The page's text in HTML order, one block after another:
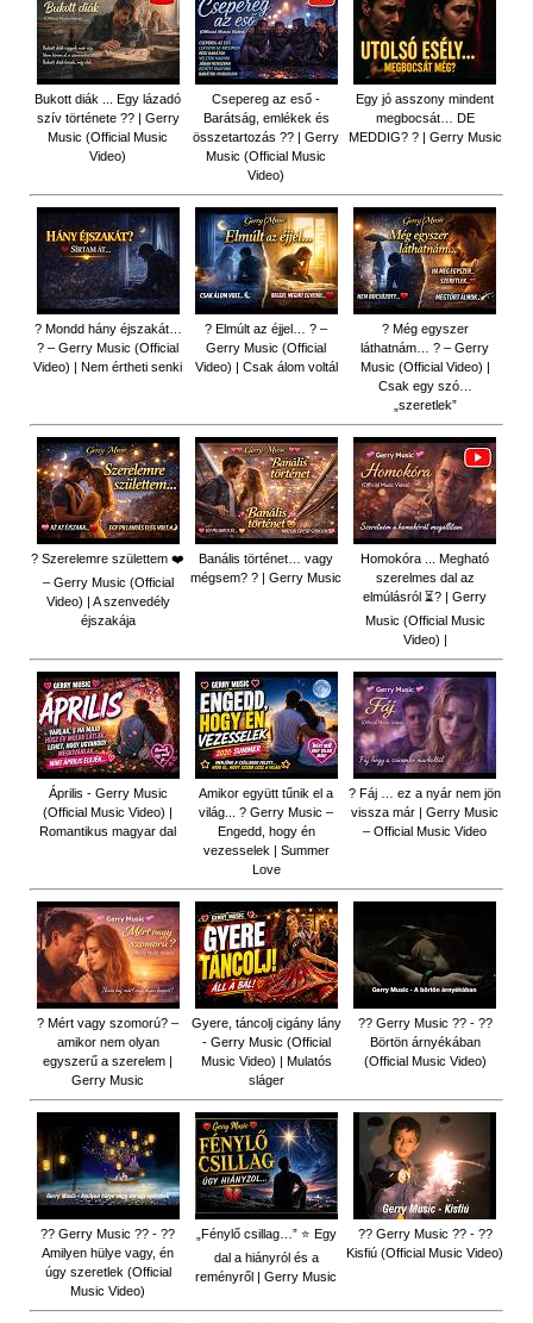
Bukott diák ... Egy lázadó
szív története ?? | Gerry
Music (Official Music
Video)
Csepereg az eső -
Barátság, emlékek és
összetartozás ?️? | Gerry
Music (Official Music
Video)
Egy jó asszony mindent
megbocsát… DE
MEDDIG? ? | Gerry Music
? Mondd hány éjszakát…
? – Gerry Music (Official
Video) | Nem értheti senki
? Elmúlt az éjjel… ? –
Gerry Music (Official
Video) | Csak álom voltál
? Még egyszer
láthatnám… ? – Gerry
Music (Official Video) |
Csak egy szó…
„szeretlek”
? Szerelemre születtem ❤️
– Gerry Music (Official
Video) | A szenvedély
éjszakája
Banális történet… vagy
mégsem? ? | Gerry Music
Homokóra ... Megható
szerelmes dal az
elmúlásról ⏳? | Gerry
Music (Official Music
Video) |
Április - Gerry Music
(Official Music Video) |
Romantikus magyar dal
Amikor együtt tűnik el a
világ... ? Gerry Music –
Engedd, hogy én
vezesselek | Summer
Love
? Fáj … ez a nyár nem jön
vissza már | Gerry Music
– Official Music Video
? Mért vagy szomorú? –
amikor nem olyan
egyszerű a szerelem |
Gerry Music
Gyere, táncolj cigány lány
- Gerry Music (Official
Music Video) | Mulatós
sláger
?? Gerry Music ?? - ??
Börtön árnyékában
(Official Music Video)
?? Gerry Music ?? - ??
Amilyen hülye vagy, én
úgy szeretlek (Official
Music Video)
„Fénylő csillag…” ⭐ Egy
dal a hiányról és a
reményről | Gerry Music
?? Gerry Music ?? - ??
Kisfiú (Official Music Video)